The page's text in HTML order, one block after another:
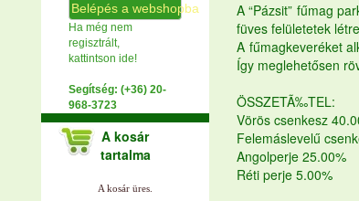
Belépés a webshopba
Ha még nem
regisztrált,
kattintson ide!
Segítség: (+36) 20-
968-3723
A kosár
tartalma
A “Pázsit” fűmag
füves felületetek
A fűmagkeveréket
Így meglehetősen
ÖSSZETÃ‰TEL:
Vörös csenkesz
Felemáslevelű
Angolperje 25.00%
Réti perje 5.00%